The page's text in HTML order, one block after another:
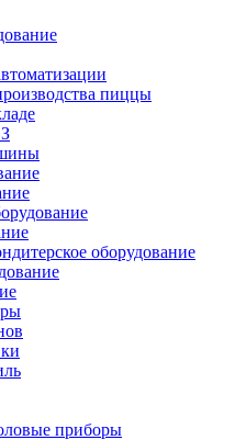
пиццы
оборудование
приборы